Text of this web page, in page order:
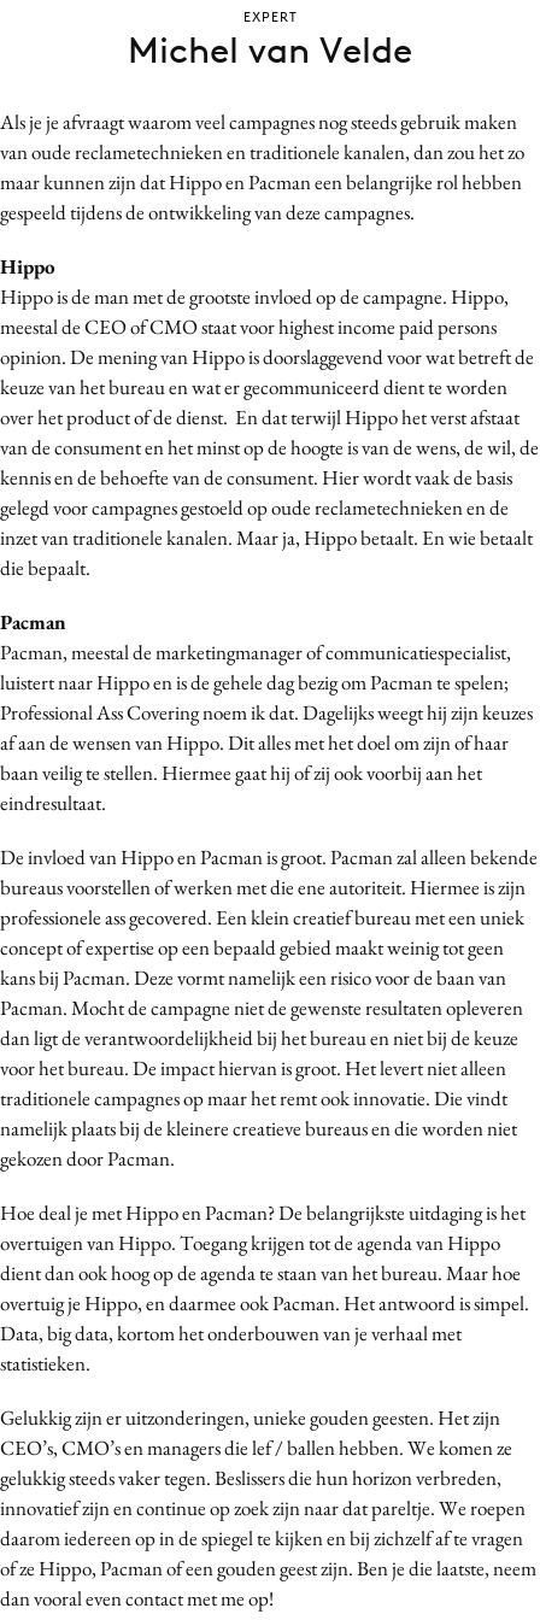
Contentmarketing
Craft
Customer Experience
Design
Digital transformation
Diversiteit
Effectiviteit
Gedragsverandering
Influencer marketing
Interne communicatie
Martech
Media
PR
Programmatic
Purpose Marketing
Reputatie & crisis
Als je je afvraagt waarom veel campagnes nog steeds gebruik maken
van oude reclametechnieken en traditionele kanalen, dan zou het zo
maar kunnen zijn dat Hippo en Pacman een belangrijke rol hebben
gespeeld tijdens de ontwikkeling van deze campagnes.
Hippo
Hippo is de man met de grootste invloed op de campagne. Hippo,
meestal de CEO of CMO staat voor highest income paid persons
opinion. De mening van Hippo is doorslaggevend voor wat betreft de
keuze van het bureau en wat er gecommuniceerd dient te worden
over het product of de dienst. En dat terwijl Hippo het verst afstaat
van de consument en het minst op de hoogte is van de wens, de wil, de
kennis en de behoefte van de consument. Hier wordt vaak de basis
gelegd voor campagnes gestoeld op oude reclametechnieken en de
inzet van traditionele kanalen. Maar ja, Hippo betaalt. En wie betaalt
die bepaalt.
Pacman
Pacman, meestal de marketingmanager of communicatiespecialist,
luistert naar Hippo en is de gehele dag bezig om Pacman te spelen;
Professional Ass Covering noem ik dat. Dagelijks weegt hij zijn keuzes
af aan de wensen van Hippo. Dit alles met het doel om zijn of haar
baan veilig te stellen. Hiermee gaat hij of zij ook voorbij aan het
eindresultaat.
De invloed van Hippo en Pacman is groot. Pacman zal alleen bekende
bureaus voorstellen of werken met die ene autoriteit. Hiermee is zijn
professionele ass gecovered. Een klein creatief bureau met een uniek
concept of expertise op een bepaald gebied maakt weinig tot geen
kans bij Pacman. Deze vormt namelijk een risico voor de baan van
Pacman. Mocht de campagne niet de gewenste resultaten opleveren
dan ligt de verantwoordelijkheid bij het bureau en niet bij de keuze
voor het bureau. De impact hiervan is groot. Het levert niet alleen
traditionele campagnes op maar het remt ook innovatie. Die vindt
namelijk plaats bij de kleinere creatieve bureaus en die worden niet
gekozen door Pacman.
Hoe deal je met Hippo en Pacman? De belangrijkste uitdaging is het
overtuigen van Hippo. Toegang krijgen tot de agenda van Hippo
dient dan ook hoog op de agenda te staan van het bureau. Maar hoe
overtuig je Hippo, en daarmee ook Pacman. Het antwoord is simpel.
Data, big data, kortom het onderbouwen van je verhaal met
statistieken.
Gelukkig zijn er uitzonderingen, unieke gouden geesten. Het zijn
CEO’s, CMO’s en managers die lef / ballen hebben. We komen ze
gelukkig steeds vaker tegen. Beslissers die hun horizon verbreden,
innovatief zijn en continue op zoek zijn naar dat pareltje. We roepen
daarom iedereen op in de spiegel te kijken en bij zichzelf af te vragen
of ze Hippo, Pacman of een gouden geest zijn. Ben je die laatste, neem
dan vooral even contact met me op!
EXPERT
Michel van Velde